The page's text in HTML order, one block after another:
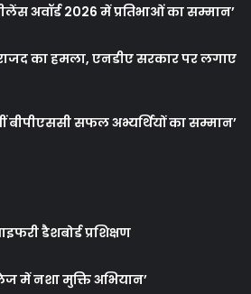
अवॉर्ड 2026 में प्रतिभाओं का सम्मान’
का हमला, एनडीए सरकार पर लगाए
बीपीएससी सफल अभ्यर्थियों का सम्मान’
डैशबोर्ड प्रशिक्षण
में नशा मुक्ति अभियान’